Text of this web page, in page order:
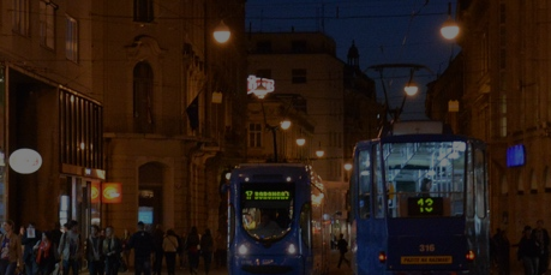
STORY MESSAGE SHOP LIST NEWS